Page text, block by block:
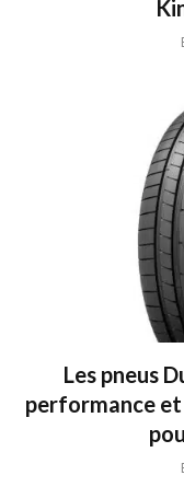
Les pneus
performance